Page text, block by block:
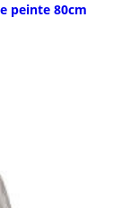
peinte 80cm